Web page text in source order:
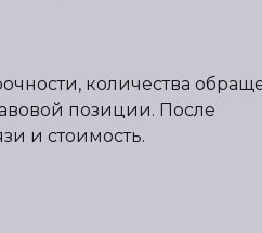
количества
позиции. После
и стоимость.